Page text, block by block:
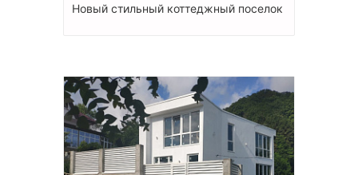
Новый стильный коттеджный поселок